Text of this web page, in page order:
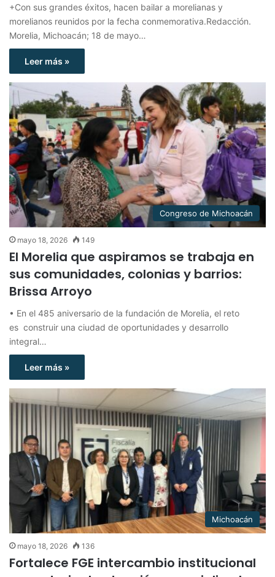
+Con sus grandes éxitos, hacen bailar a morelianas y
morelianos reunidos por la fecha conmemorativa.Redacción.
Morelia, Michoacán; 18 de mayo…
Leer más »
Congreso de Michoacán
mayo 18, 2026 149
El Morelia que aspiramos se trabaja en
sus comunidades, colonias y barrios:
Brissa Arroyo
• En el 485 aniversario de la fundación de Morelia, el reto
es construir una ciudad de oportunidades y desarrollo
integral…
Leer más »
Michoacán
mayo 18, 2026 136
Fortalece FGE intercambio institucional